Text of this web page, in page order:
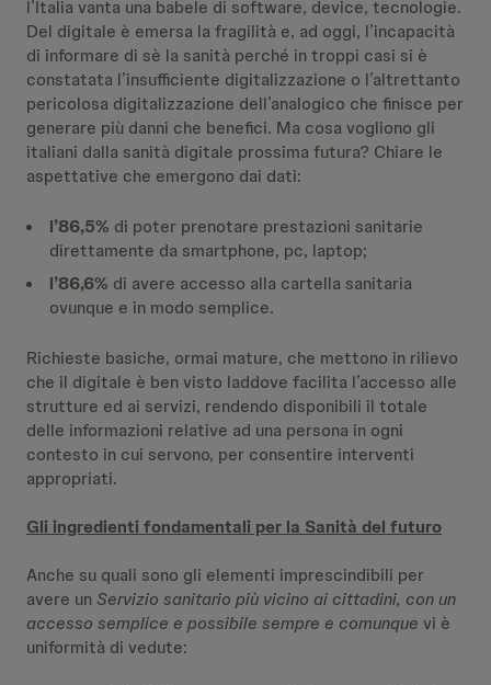
l’Italia vanta una babele di software, device, tecnologie.
Del digitale è emersa la fragilità e, ad oggi, l’incapacità
di informare di sè la sanità perché in troppi casi si è
constatata l’insufficiente digitalizzazione o l’altrettanto
pericolosa digitalizzazione dell’analogico che finisce per
generare più danni che benefici. Ma cosa vogliono gli
italiani dalla sanità digitale prossima futura? Chiare le
aspettative che emergono dai dati:
l’86,5% di poter prenotare prestazioni sanitarie
direttamente da smartphone, pc, laptop;
l’86,6% di avere accesso alla cartella sanitaria
ovunque e in modo semplice.
Richieste basiche, ormai mature, che mettono in rilievo
che il digitale è ben visto laddove facilita l’accesso alle
strutture ed ai servizi, rendendo disponibili il totale
delle informazioni relative ad una persona in ogni
contesto in cui servono, per consentire interventi
appropriati.
Gli ingredienti fondamentali per la Sanità del futuro
Anche su quali sono gli elementi imprescindibili per
avere unServizio sanitario più vicino ai cittadini, con un
accesso semplice e possibile sempre e comunque vi è
uniformità di vedute: